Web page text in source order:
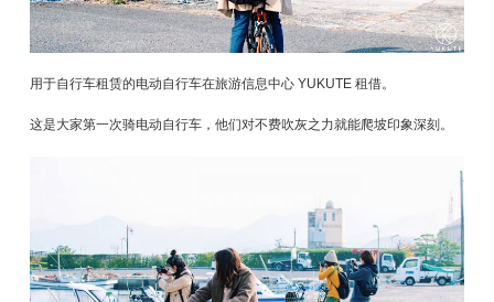
用于自行车租赁的电动自行车在旅游信息中心 YUKUTE 租借。
这是大家第一次骑电动自行车，他们对不费吹灰之力就能爬坡印象深刻。